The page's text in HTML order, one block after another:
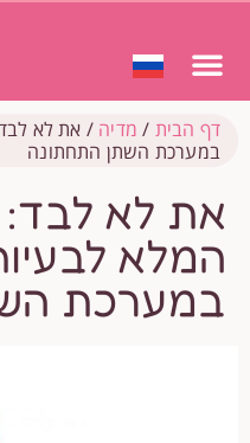
דף הבית / מדיה / את לא
במערכת השתן התחתונה
את לא לבד:
המלא
במערכת